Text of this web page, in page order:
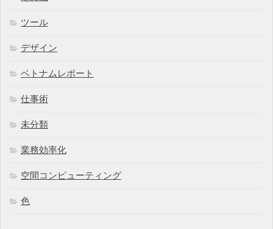
ツール
デザイン
ベトナムレポート
仕事術
未分類
業務効率化
空間コンピューティング
色